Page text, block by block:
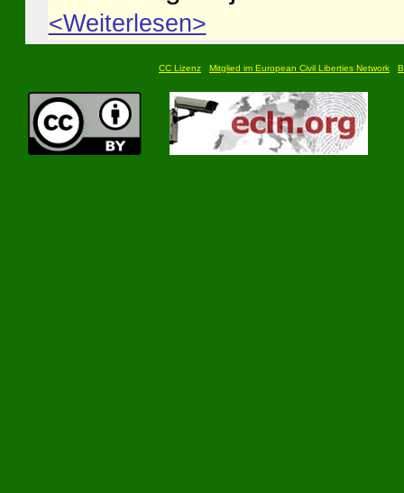
<Weiterlesen>
CC Lizenz Mitglied im European Civil Liberties Network